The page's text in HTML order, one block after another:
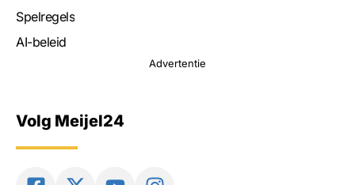
Spelregels
AI-beleid
Advertentie
Volg Meijel24